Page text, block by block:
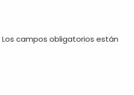
Los campos obligatorios están